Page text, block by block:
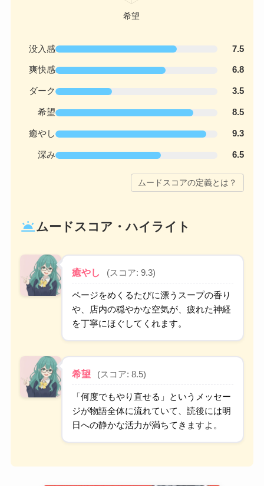
没入感 7.5
爽快感 6.8
ダーク 3.5
希望 8.5
癒やし 9.3
深み 6.5
ムードスコアの定義とは？
wb_twilightムードスコア・ハイライト
癒やし (スコア: 9.3)
ページをめくるたびに漂うスープの香り
や、店内の穏やかな空気が、疲れた神経
を丁寧にほぐしてくれます。
希望 (スコア: 8.5)
「何度でもやり直せる」というメッセー
ジが物語全体に流れていて、読後には明
日への静かな活力が満ちてきますよ。